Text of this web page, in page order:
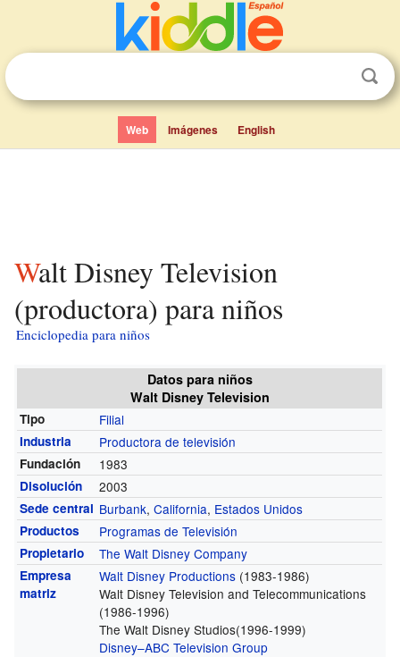
Web Imágenes English
Walt Disney Television
(productora) para niños
Enciclopedia para niños
Datos para niños
Walt Disney Television
Tipo Filial
Industria Productora de televisión
Fundación 1983
Disolución 2003
Sede central Burbank,California, Estados Unidos
Productos Programas de Televisión
Propietario The Walt Disney Company
Empresa
matriz
Walt Disney Productions (1983-1986)
Walt Disney Television and Telecommunications
(1986-1996)
The Walt Disney Studios(1996-1999)
Disney–ABC Television Group